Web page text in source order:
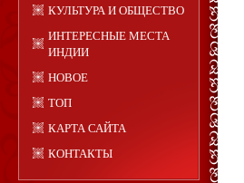
КУЛЬТУРА И ОБЩЕСТВО
ИНТЕРЕСНЫЕ МЕСТА
ИНДИИ
НОВОЕ
ТОП
КАРТА САЙТА
КОНТАКТЫ